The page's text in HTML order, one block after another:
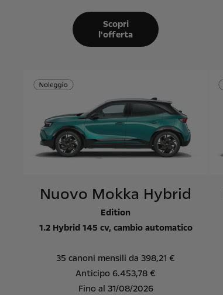
Scopri
l'offerta
Nuovo Mokka Hybrid
Edition
1.2 Hybrid 145 cv, cambio automatico
35 canoni mensili da 398,21 €
Anticipo 6.453,78 €
Fino al 31/08/2026